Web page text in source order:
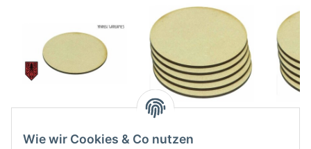
MDF Base Rund
5,49 €*
MDF Base Rund
5,49 €
Wie wir Cookies & Co nutzen